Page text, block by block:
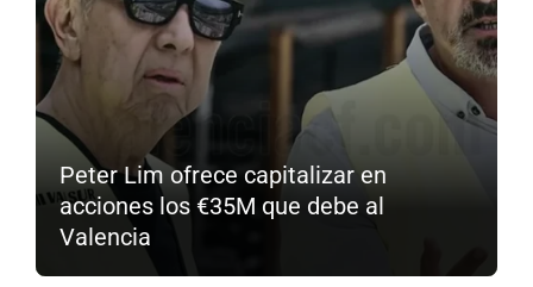
Peter Lim ofrece capitalizar en
acciones los €35M que debe al
Valencia